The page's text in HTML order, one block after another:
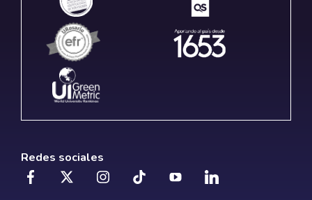
Redes sociales